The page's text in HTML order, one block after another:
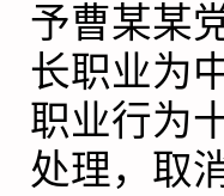
予曹某某
长职业为
职业行为
处理，取